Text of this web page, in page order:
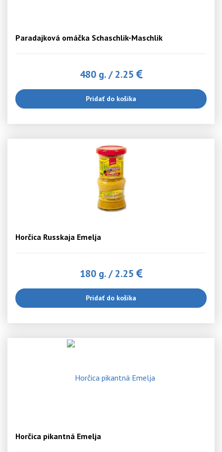
Paradajková omáčka Schaschlik-Maschlik
480 g./2.25
Pridať do košíka
Horčica Russkaja Emelja
180 g./2.25
Pridať do košíka
Horčica pikantná Emelja